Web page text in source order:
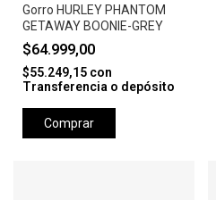
Gorro HURLEY PHANTOM
GETAWAY BOONIE-GREY
$64.999,00
$55.249,15 con
Transferencia o depósito
Comprar